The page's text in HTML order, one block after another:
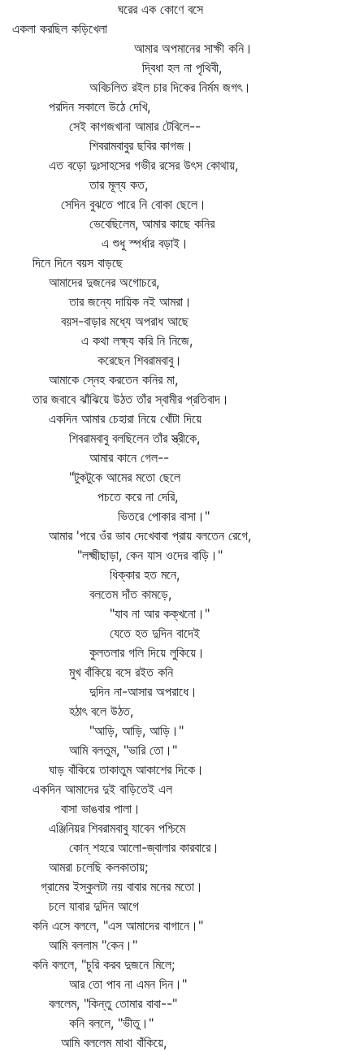
ঘরের এক কোণে বসে
একলা করছিল কড়িখেলা
আমার অপমানের সাক্ষী কনি।
দ্বিধা হল না পৃথিবী,
অবিচলিত রইল চার দিকের নির্মম জগৎ।
পরদিন সকালে উঠে দেখি,
সেই কাগজখানা আমার টেবিলে--
শিবরামবাবুর ছবির কাগজ।
এত বড়ো দুঃসাহসের গভীর রসের উৎস কোথায়,
তার মূল্য কত,
সেদিন বুঝতে পারে নি বোকা ছেলে।
ভেবেছিলেম, আমার কাছে কনির
এ শুধু স্পর্ধার বড়াই।
দিনে দিনে বয়স বাড়ছে
আমাদের দুজনের অগোচরে,
তার জন্যে দায়িক নই আমরা।
বয়স-বাড়ার মধ্যে অপরাধ আছে
এ কথা লক্ষ্য করি নি নিজে,
করেছেন শিবরামবাবু।
আমাকে স্নেহ করতেন কনির মা,
তার জবাবে ঝাঁঝিয়ে উঠত তাঁর স্বামীর প্রতিবাদ।
একদিন আমার চেহারা নিয়ে খোঁটা দিয়ে
শিবরামবাবু বলছিলেন তাঁর স্ত্রীকে,
আমার কানে গেল--
"টুকটুকে আমের মতো ছেলে
পচতে করে না দেরি,
ভিতরে পোকার বাসা।"
আমার 'পরে ওঁর ভাব দেখেবাবা প্রায় বলতেন রেগে,
"লক্ষ্মীছাড়া, কেন যাস ওদের বাড়ি।"
ধিক্কার হত মনে,
বলতেম দাঁত কামড়ে,
"যাব না আর কক্‌খনো।"
যেতে হত দুদিন বাদেই
কুলতলার গলি দিয়ে লুকিয়ে।
মুখ বাঁকিয়ে বসে রইত কনি
দুদিন না-আসার অপরাধে।
হঠাৎ বলে উঠত,
"আড়ি, আড়ি, আড়ি।"
আমি বলতুম, "ভারি তো।"
ঘাড় বাঁকিয়ে তাকাতুম আকাশের দিকে।
একদিন আমাদের দুই বাড়িতেই এল
বাসা ভাঙবার পালা।
এঞ্জিনিয়র শিবরামবাবু যাবেন পশ্চিমে
কোন্‌ শহরে আলো-জ্বালার কারবারে।
আমরা চলেছি কলকাতায়;
গ্রামের ইস্কুলটা নয় বাবার মনের মতো।
চলে যাবার দুদিন আগে
কনি এসে বললে, "এস আমাদের বাগানে।"
আমি বললাম "কেন।"
কনি বললে, "চুরি করব দুজনে মিলে;
আর তো পাব না এমন দিন।"
বললেম, "কিন্তু তোমার বাবা--"
কনি বললে, "ভীতু।"
আমি বললেম মাথা বাঁকিয়ে,